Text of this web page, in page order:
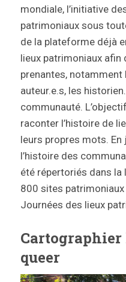
mondiale, l’initiative
patrimoniaux sous
de la plateforme déjà
lieux patrimoniaux afin
prenantes,
auteur.e.s, les
communauté.
raconter l’histoire de
leurs propres mots.
l’histoire des
été répertoriés dans la
800 sites
Journées des lieux
queer